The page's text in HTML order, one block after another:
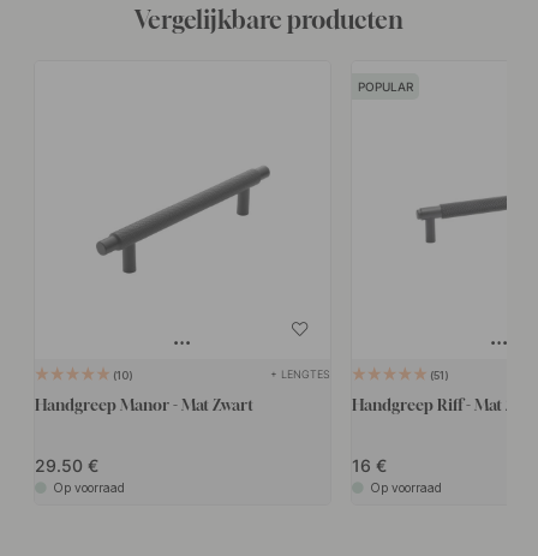
Vergelijkbare producten
10 + LENGTES
Handgreep Manor - Mat Zwart
29.50
Op voorraad
POPULAR
51
Handgreep Riff - Mat
16
Op voorraad